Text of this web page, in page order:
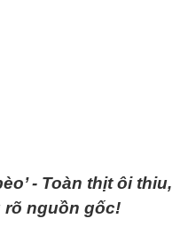
- Toàn thịt ôi thiu,
rõ nguồn gốc!